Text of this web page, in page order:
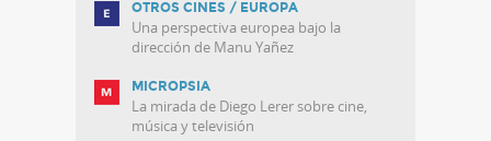
OTROS CINES / EUROPA
Una perspectiva europea bajo la
dirección de Manu Yañez
MICROPSIA
La mirada de Diego Lerer sobre cine,
música y televisión